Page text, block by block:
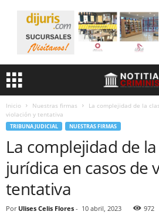
Inicio Nuestras firmas
La complejidad de la
violación y tentativa
TRIBUNA JUDICIAL NUESTRAS FIRMAS
La complejidad de
jurídica en casos de
tentativa
Por Ulises Celis Flores - 10 abril, 2023 972